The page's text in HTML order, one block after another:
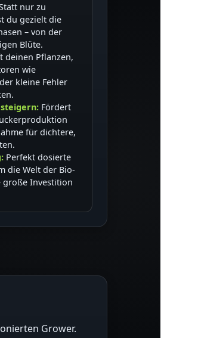
nur zu
du gezielt die
– von der
Blüte.
deinen Pflanzen,
wie
kleine Fehler
Fördert
für dichtere,
Perfekt dosierte
die Welt der Bio-
große Investition
Grower.